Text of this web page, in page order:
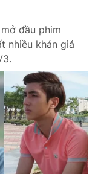
đầu phim
nhiều khán giả